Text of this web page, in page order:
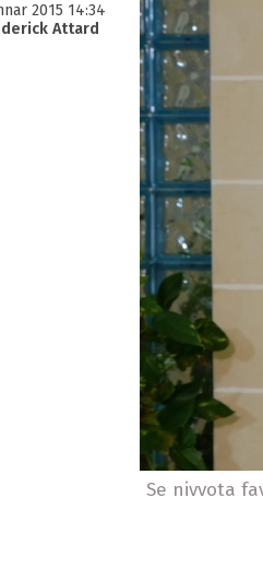
2015 14:34
Attard
Se nivvota